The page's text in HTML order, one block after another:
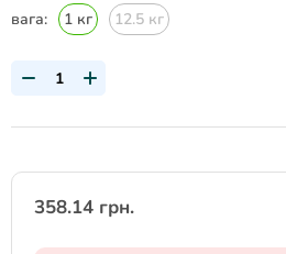
вага: 1 кг 12.5 кг
358.14 грн.